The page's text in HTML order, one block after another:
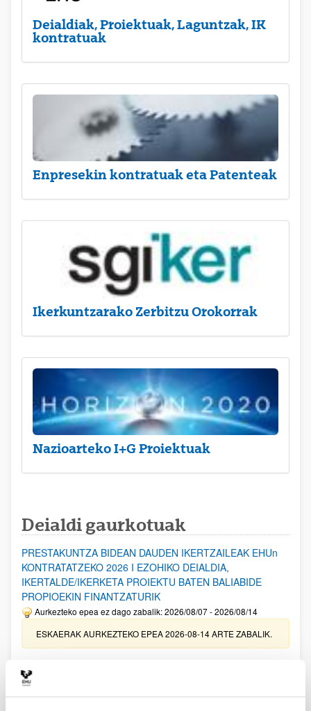
Deialdiak, Proiektuak, Laguntzak, IK
kontratuak
Enpresekin kontratuak eta Patenteak
Ikerkuntzarako Zerbitzu Orokorrak
Nazioarteko I+G Proiektuak
Deialdi gaurkotuak
PRESTAKUNTZA BIDEAN DAUDEN IKERTZAILEAK EHUn
KONTRATATZEKO 2026 I EZOHIKO DEIALDIA,
IKERTALDE/IKERKETA PROIEKTU BATEN BALIABIDE
PROPIOEKIN FINANTZATURIK
Aurkezteko epea ez dago zabalik: 2026/08/07 - 2026/08/14
ESKAERAK AURKEZTEKO EPEA 2026-08-14 ARTE ZABALIK.
erosi eta berritzeko laguntzak 2026
Izapide irekia